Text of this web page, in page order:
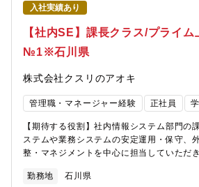
入社実績あり
【社内SE】課長クラス/プライ
№1※石川県
株式会社クスリのアオキ
管理職・マネージャー経験 正社員
【期待する役割】社内情報システム部門の
ステムや業務システムの安定運用・保守、
整・マネジメントを中心に担当していただ
部の業務効率化に貢献していただくポジシ
勤務地 石川県